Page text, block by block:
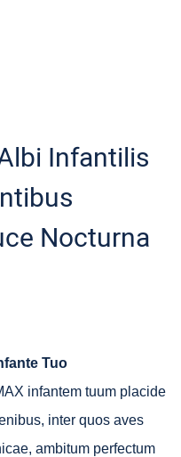
Infantilis
Nocturna
Tuo
infantem tuum placide
inter quos aves
ambitum perfectum